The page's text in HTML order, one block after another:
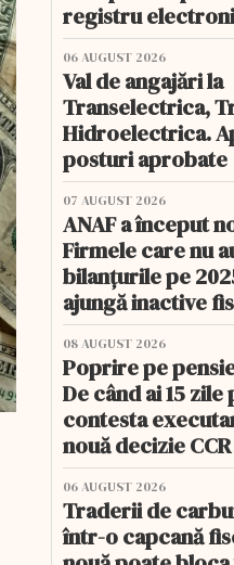
registru
06 AUGUST 2026
Val de angajări la
Transelectrica,
Hidroelectrica.
posturi aprobate
07 AUGUST 2026
ANAF a început
Firmele care nu
bilanțurile pe
ajungă inactive
08 AUGUST 2026
Poprire pe
De când ai 15
contesta
nouă decizie CCR
06 AUGUST 2026
Traderii de
într-o capcană